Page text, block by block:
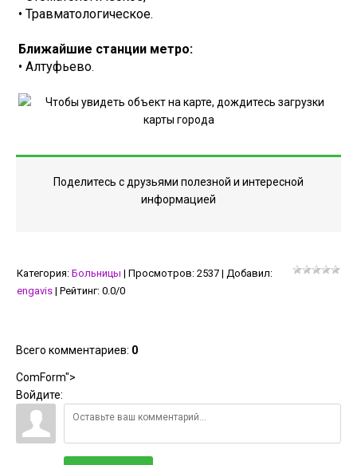
• Травматологическое.
Ближайшие станции метро:
• Алтуфьево.
Поделитесь с друзьями полезной и интересной
информацией
Категория: Больницы | Просмотров: 2537 | Добавил:
engavis | Рейтинг: 0.0/0
Всего комментариев: 0
ComForm">
Войдите: